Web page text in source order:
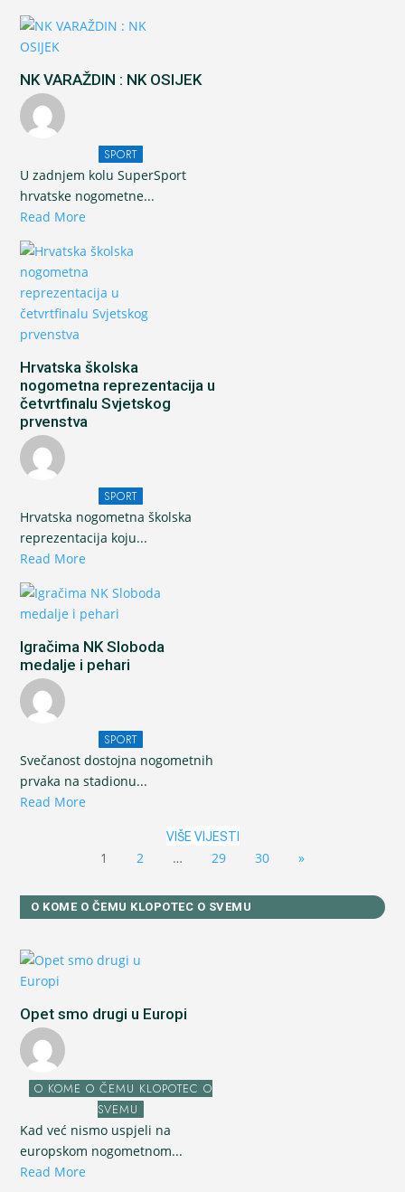
NK VARAŽDIN : NK OSIJEK
SPORT
U zadnjem kolu SuperSport
hrvatske nogometne...
Read More
Hrvatska školska
nogometna reprezentacija u
četvrtfinalu Svjetskog
prvenstva
SPORT
Hrvatska nogometna školska
reprezentacija koju...
Read More
Igračima NK Sloboda
medalje i pehari
SPORT
Svečanost dostojna nogometnih
prvaka na stadionu...
Read More
VIŠE VIJESTI
1 2 … 29 30 »
O KOME O ČEMU KLOPOTEC O SVEMU
Opet smo drugi u Europi
O KOME O ČEMU KLOPOTEC O
SVEMU
Kad već nismo uspjeli na
europskom nogometnom...
Read More